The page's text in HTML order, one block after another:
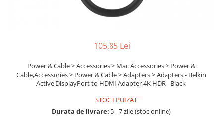
Microfoane & Casti Gaming
Mouse Gaming
Scaune Gaming
Tastaturi Gaming
105,85 Lei
Power & Cable > Accessories > Mac Accessories > Power &
Cable,Accessories > Power & Cable > Adapters > Adapters - Belkin
Active DisplayPort to HDMI Adapter 4K HDR - Black
STOC EPUIZAT
Durata de livrare: 5 - 7 zile (stoc online)